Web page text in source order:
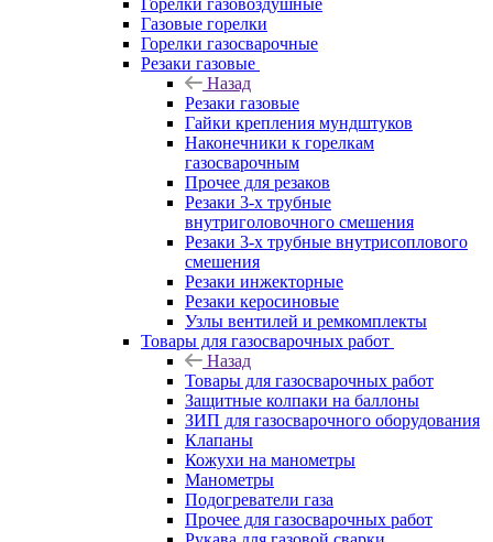
Горелки газовоздушные
Газовые горелки
Горелки газосварочные
Резаки газовые
Назад
Резаки газовые
Гайки крепления мундштуков
Наконечники к горелкам
газосварочным
Прочее для резаков
Резаки 3-х трубные
внутриголовочного смешения
Резаки 3-х трубные внутрисоплового
смешения
Резаки инжекторные
Резаки керосиновые
Узлы вентилей и ремкомплекты
Товары для газосварочных работ
Назад
Товары для газосварочных работ
Защитные колпаки на баллоны
ЗИП для газосварочного оборудования
Клапаны
Кожухи на манометры
Манометры
Подогреватели газа
Прочее для газосварочных работ